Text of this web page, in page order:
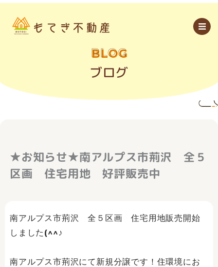
内
BLOG
ブログ
★お知らせ★南アルプス市荊沢 全５
区画 住宅用地 好評販売中
南アルプス市荊沢 全５区画 住宅用地販売開始
しました(^^♪
南アルプス市荊沢にて新規分譲です！住環境にお